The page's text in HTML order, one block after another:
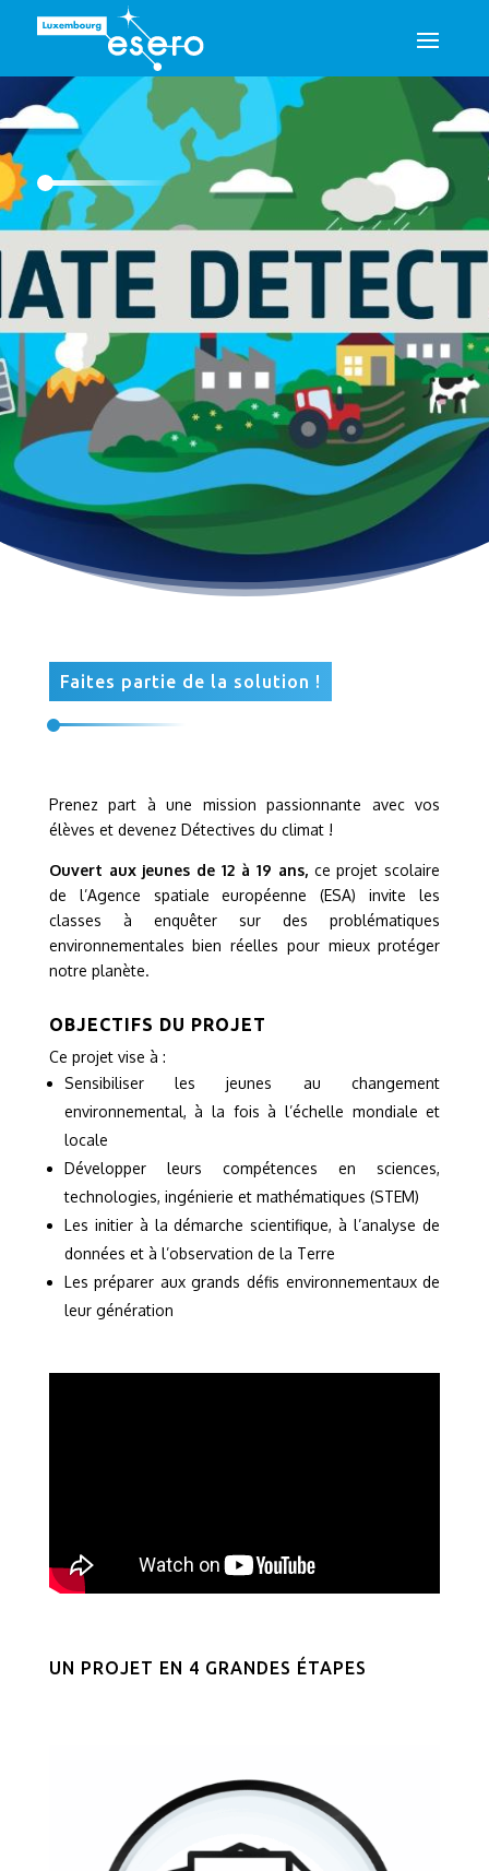
Esero School projects Climate Detectives
Faites partie de la solution !
Prenez part à une mission passionnante avec vos
élèves et devenez Détectives du climat !
Ouvert aux jeunes de 12 à 19 ans,ce projet scolaire
de l’Agence spatiale européenne (ESA) invite les
classes à enquêter sur des problématiques
environnementales bien réelles pour mieux protéger
notre planète.
OBJECTIFS DU PROJET
Ce projet vise à :
Sensibiliser les jeunes au changement
environnemental, à la fois à l’échelle mondiale et
locale
Développer leurs compétences en sciences,
technologies, ingénierie et mathématiques (STEM)
Les initier à la démarche scientifique, à l’analyse de
données et à l’observation de la Terre
Les préparer aux grands défis environnementaux de
leur génération
UN PROJET EN 4 GRANDES ÉTAPES